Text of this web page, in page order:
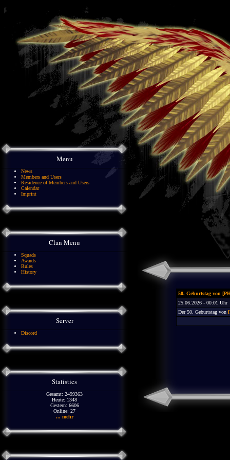
Menu
News
Members and Users
Residence of Members and Users
Calendar
Imprint
Clan Menu
Squads
Awards
Rules
History
Server
Discord
Statistics
Gesamt: 2499363
Heute: 1348
Gestern: 6606
Online: 27
... mehr
50. Geburtstag von
25.06.2026 - 00:01 Uhr
Der 50. Geburtstag von